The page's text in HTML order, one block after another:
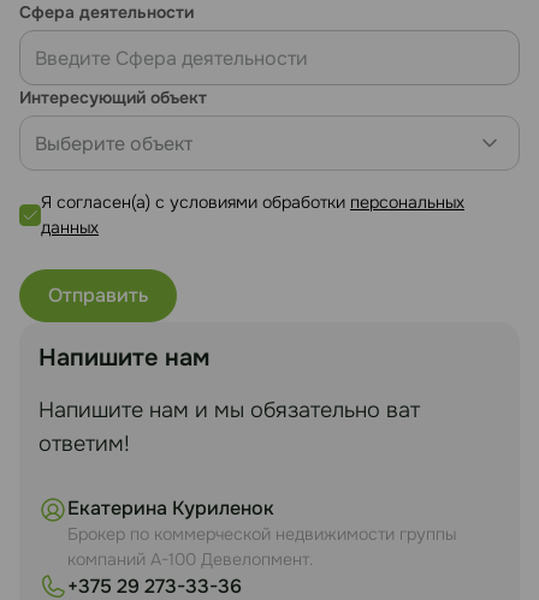
Напишите нам
Напишите нам и мы обязательно ват
ответим!
Екатерина Куриленок
Брокер по коммерческой недвижимости группы
компаний А-100 Девелопмент.
+375 29 273-33-36
Сфера деятельности
Интересующий объект
Выберите объект
Я согласен(а) с условиями обработки персональных
данных